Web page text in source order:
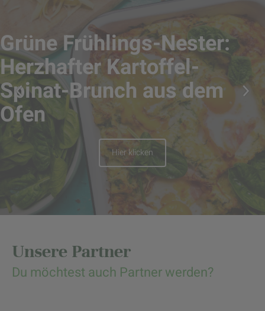
Grüne Frühlings-Nester:
Herzhafter Kartoffel-
Spinat-Brunch aus dem
Ofen
Hier klicken
Unsere Partner
Du möchtest auch Partner werden?